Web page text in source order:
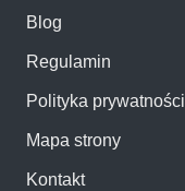
Blog
Regulamin
Polityka prywatności
Mapa strony
Kontakt